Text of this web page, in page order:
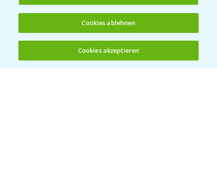
(noch 4)
Folgen Sie uns
Cookies ablehnen
Cookies akzeptieren